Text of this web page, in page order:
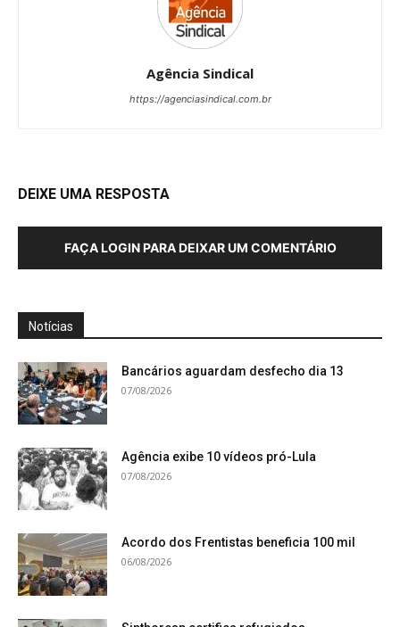
Agência Sindical
https://agenciasindical.com.br
DEIXE UMA RESPOSTA
FAÇA LOGIN PARA DEIXAR UM COMENTÁRIO
Notícias
Bancários aguardam desfecho dia 13
07/08/2026
Agência exibe 10 vídeos pró-Lula
07/08/2026
Acordo dos Frentistas beneficia 100 mil
06/08/2026